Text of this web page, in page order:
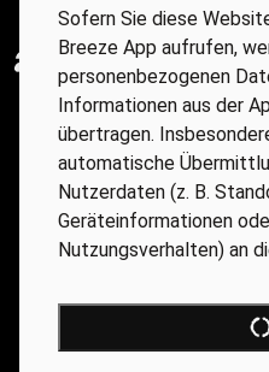
Sofern Sie diese
Breeze App aufrufen,
personenbezogenen
Informationen aus der
übertragen.
automatische
Nutzerdaten (z. B.
Geräteinformationen
Nutzungsverhalten) an